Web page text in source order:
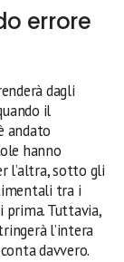
errore
dagli
il
andato
hanno
l’altra, sotto gli
tra i
Tuttavia,
l’intera
davvero.